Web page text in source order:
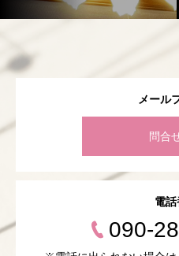
メール
問合
電
090-